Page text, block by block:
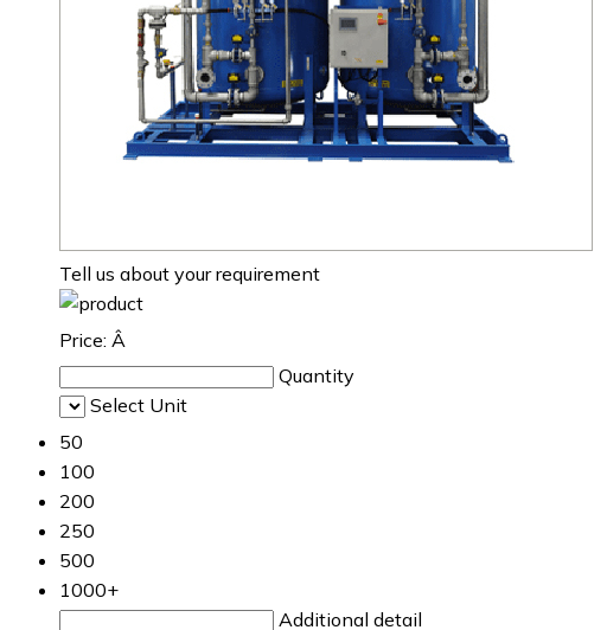
Tell us about your requirement
Price: Â
Quantity
Select Unit
50
100
200
250
500
1000+
Additional detail